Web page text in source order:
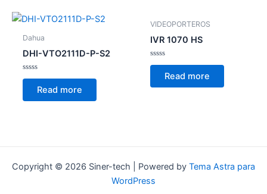
Dahua
DHI-VTO2111D-P-S2
Rated
of
Read more
VIDEOPORTEROS
IVR 1070 HS
Rated
of
Read more
Copyright © 2026 Siner-tech | Powered by Tema Astra para
WordPress